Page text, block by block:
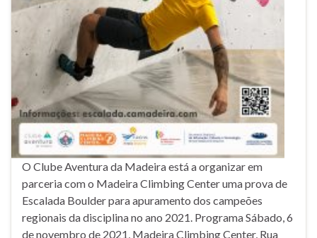
O Clube Aventura da Madeira está a organizar em
parceria com o Madeira Climbing Center uma prova de
Escalada Boulder para apuramento dos campeões
regionais da disciplina no ano 2021. Programa Sábado, 6
de novembro de 2021, Madeira Climbing Center, Rua